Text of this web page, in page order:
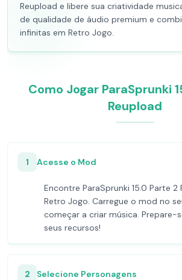
Reupload e libere sua criatividade
de qualidade de áudio premium e
infinitas em Retro Jogo.
Como Jogar ParaSprunki
Reupload
1 Acesse o Mod
Encontre ParaSprunki 15.0 Parte 2
Retro Jogo. Carregue o mod no
começar a criar música. Prepare-
seus recursos!
2 Selecione Personagens